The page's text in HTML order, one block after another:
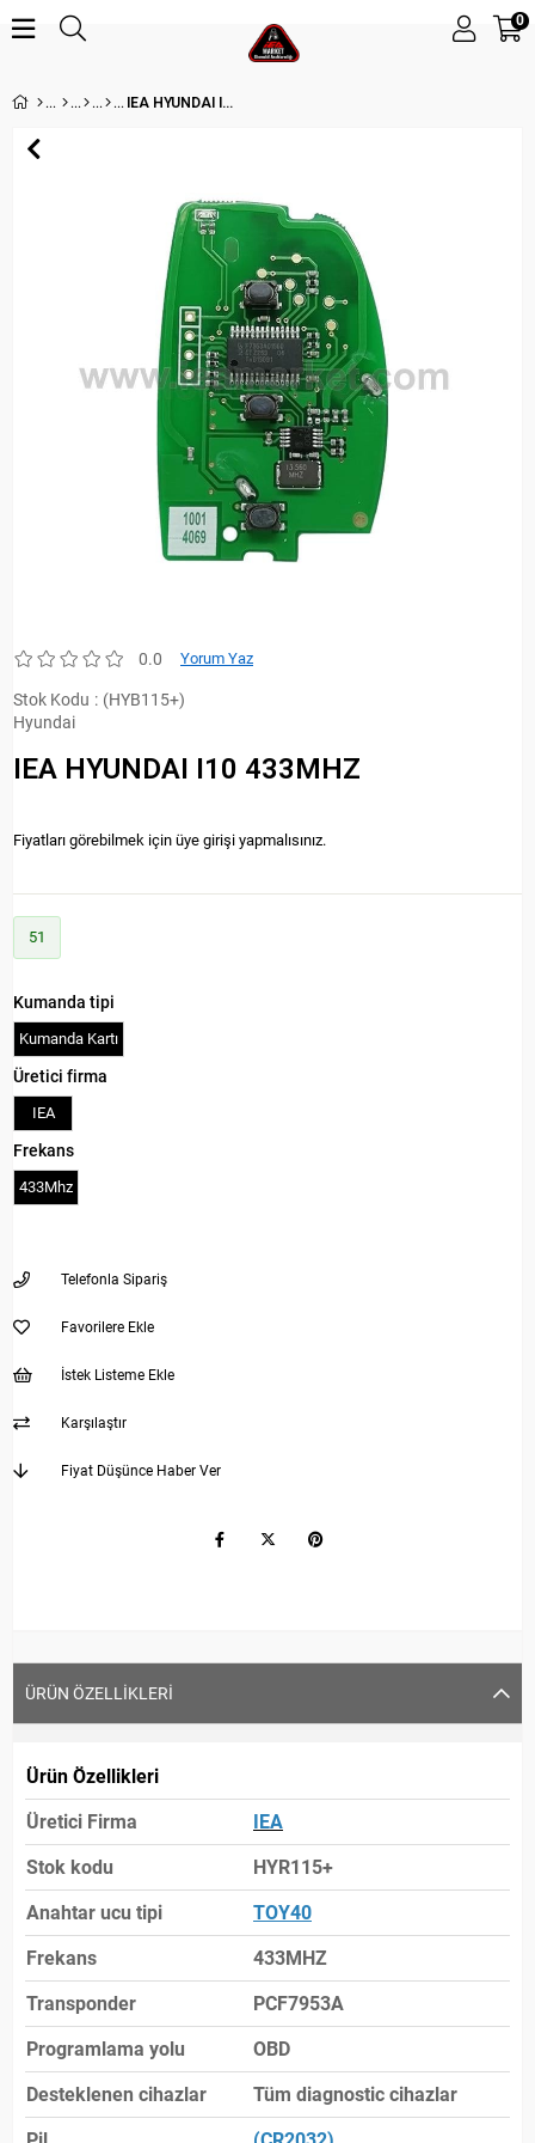
0
IEA HYUNDAI I10 433MHZ
0.0 Yorum Yaz
Stok Kodu
(HYB115+)
Hyundai
IEA HYUNDAI I10 433MHZ
Fiyatları görebilmek için üye girişi yapmalısınız.
51
Kumanda tipi
Kumanda Kartı
Üretici firma
IEA
Frekans
433Mhz
Telefonla Sipariş
Favorilere Ekle
İstek Listeme Ekle
Karşılaştır
Fiyat Düşünce Haber Ver
ÜRÜN ÖZELLIKLERI
Ürün Özellikleri
Üretici Firma
IEA
Stok kodu
HYR115+
Anahtar ucu tipi
TOY40
Frekans
433MHZ
Transponder
PCF7953A
Programlama yolu
OBD
Desteklenen cihazlar
Tüm diagnostic cihazlar